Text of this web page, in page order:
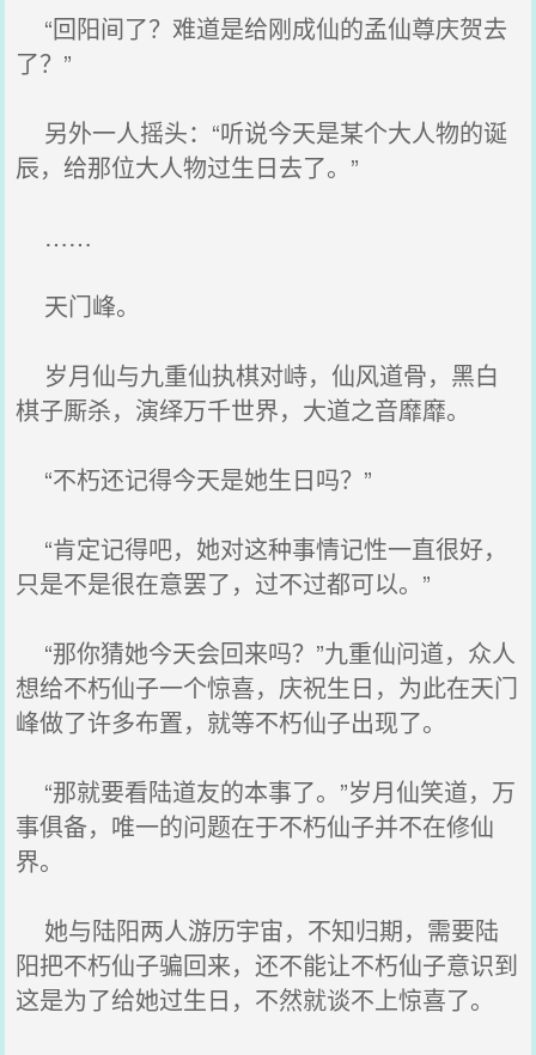
“回阳间了？难道是给刚成仙的孟仙尊庆贺去
了？”
另外一人摇头：“听说今天是某个大人物的诞
辰，给那位大人物过生日去了。”
……
天门峰。
岁月仙与九重仙执棋对峙，仙风道骨，黑白
棋子厮杀，演绎万千世界，大道之音靡靡。
“不朽还记得今天是她生日吗？”
“肯定记得吧，她对这种事情记性一直很好，
只是不是很在意罢了，过不过都可以。”
“那你猜她今天会回来吗？”九重仙问道，众人
想给不朽仙子一个惊喜，庆祝生日，为此在天门
峰做了许多布置，就等不朽仙子出现了。
“那就要看陆道友的本事了。”岁月仙笑道，万
事俱备，唯一的问题在于不朽仙子并不在修仙
界。
她与陆阳两人游历宇宙，不知归期，需要陆
阳把不朽仙子骗回来，还不能让不朽仙子意识到
这是为了给她过生日，不然就谈不上惊喜了。